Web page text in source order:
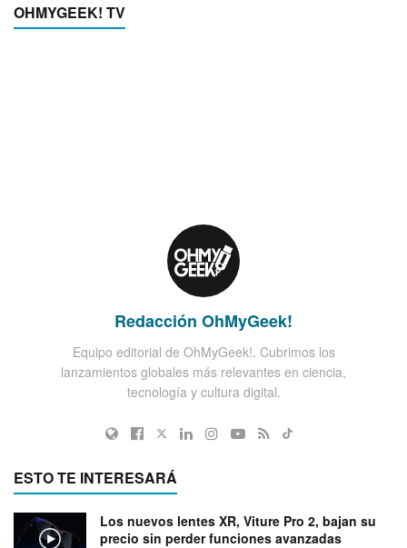
OHMYGEEK! TV
Redacción OhMyGeek!
Equipo editorial de OhMyGeek!. Cubrimos los
lanzamientos globales más relevantes en ciencia,
tecnología y cultura digital.
ESTO TE INTERESARÁ
Los nuevos lentes XR, Viture Pro 2, bajan su
precio sin perder funciones avanzadas